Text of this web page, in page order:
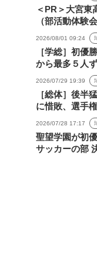
＜PR＞大宮東
（部活動体験
2026/08/01 09:24
［学総］初優
から最多５人
2026/07/29 19:39
［総体］後半
に惜敗、選手
2026/07/28 17:17
聖望学園が初
サッカーの部